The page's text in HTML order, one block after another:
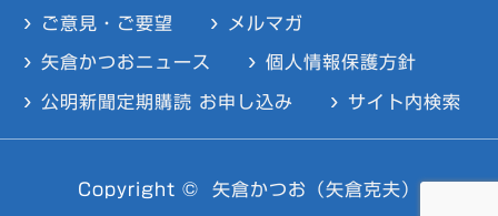
ご意見・ご要望 メルマガ
矢倉かつおニュース 個人情報保護方針
公明新聞定期購読 お申し込み サイト内検索
Copyright © 矢倉かつお（矢倉克夫）